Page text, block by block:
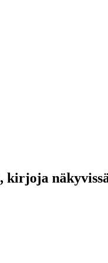
, kirjoja